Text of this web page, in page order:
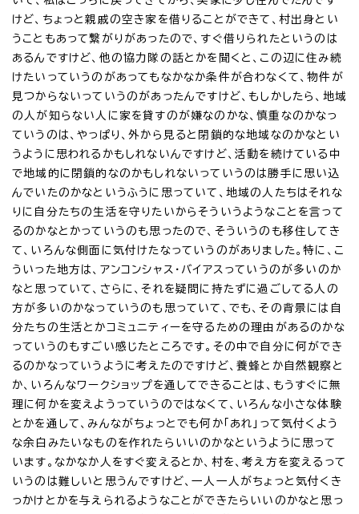
けど、ちょっと親戚の空き家を借りることができて、村出身とい
うこともあって繋がりがあったので、すぐ借りられたというのは
あるんですけど、他の協力隊の話とかを聞くと、この辺に住み続
けたいっていうのがあってもなかなか条件が合わなくて、物件が
見つからないっていうのがあったんですけど、もしかしたら、地域
の人が知らない人に家を貸すのが嫌なのかな、慎重なのかなっ
ていうのは、やっぱり、外から見ると閉鎖的な地域なのかなとい
うように思われるかもしれないんですけど、活動を続けている中
で地域的に閉鎖的なのかもしれないっていうのは勝手に思い込
んでいたのかなというふうに思っていて、地域の人たちはそれな
りに自分たちの生活を守りたいからそういうようなことを言って
るのかなとかっていうのも思ったので、そういうのも移住してき
て、いろんな側面に気付けたなっていうのがありました。特に、こ
ういった地方は、アンコンシャス・バイアスっていうのが多いのか
なと思っていて、さらに、それを疑問に持たずに過ごしてる人の
方が多いのかなっていうのも思っていて、でも、その背景には自
分たちの生活とかコミュニティーを守るための理由があるのかな
っていうのもすごい感じたところです。その中で自分に何ができ
るのかなっていうように考えたのですけど、養蜂とか自然観察と
か、いろんなワークショップを通してできることは、もうすぐに無
理に何かを変えようっていうのではなくて、いろんな小さな体験
とかを通して、みんながちょっとでも何か「あれ」って気付くよう
な余白みたいなものを作れたらいいのかなというように思って
います。なかなか人をすぐ変えるとか、村を、考え方を変えるって
いうのは難しいと思うんですけど、一人一人がちょっと気付くき
っかけとかを与えられるようなことができたらいいのかなと思っ